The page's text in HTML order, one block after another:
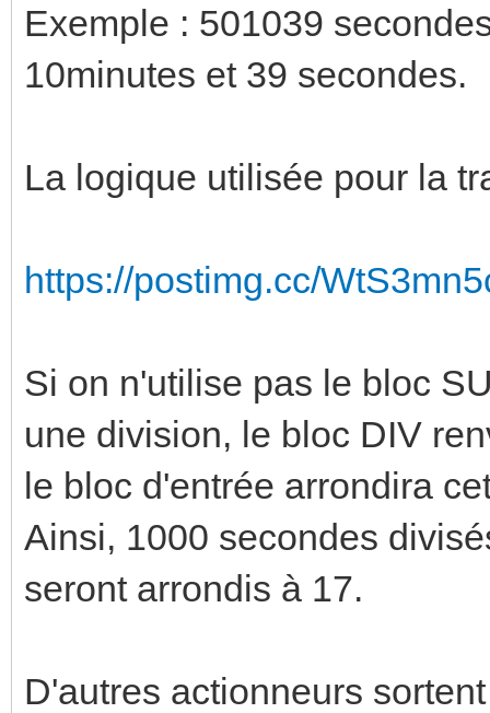
Exemple : 501039
10minutes et 39 secondes.
La logique utilisée pour la
https://postimg.cc/
Si on n'utilise pas le bloc
une division, le bloc DIV
le bloc d'entrée arrondira
Ainsi, 1000 secondes
seront arrondis à 17.
D'autres actionneurs